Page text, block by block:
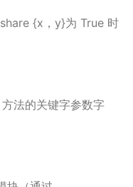
{x，y}为 True 时
法的关键字参数字